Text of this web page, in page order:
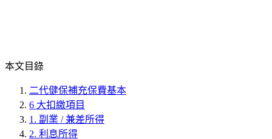
本文目錄
二代健保補充保費基本
6 大扣繳項目
1. 副業 / 兼差所得
2. 利息所得